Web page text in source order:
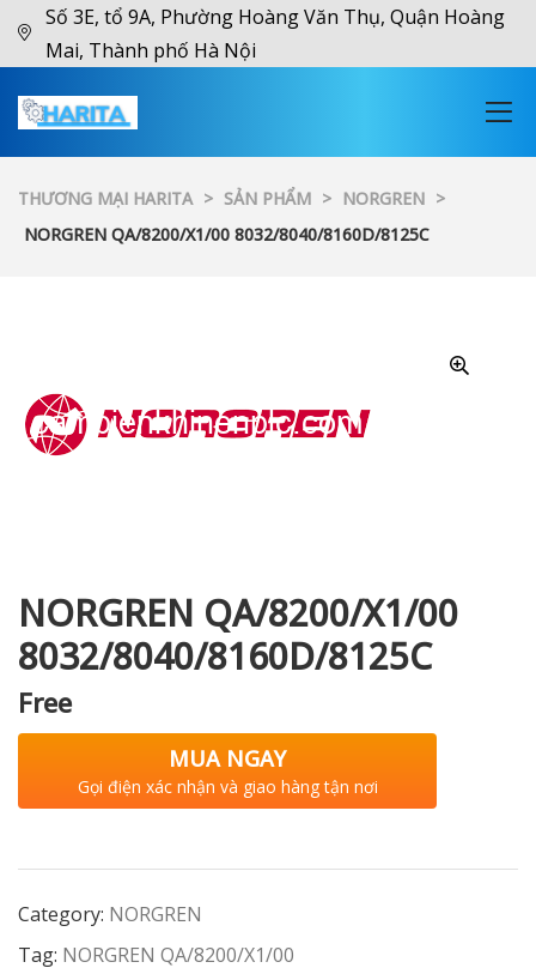
Số 3E, tổ 9A, Phường Hoàng Văn Thụ, Quận Hoàng
Mai, Thành phố Hà Nội
THƯƠNG MẠI HARITA > SẢN PHẨM > NORGREN >
NORGREN QA/8200/X1/00 8032/8040/8160D/8125C
NORGREN QA/8200/X1/00
8032/8040/8160D/8125C
Free
MUA NGAY
Gọi điện xác nhận và giao hàng tận nơi
Category: NORGREN
Tag: NORGREN QA/8200/X1/00
XNK